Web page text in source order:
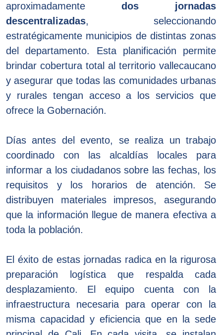
aproximadamente dos jornadas
descentralizadas, seleccionando
estratégicamente municipios de distintas zonas
del departamento. Esta planificación permite
brindar cobertura total al territorio vallecaucano
y asegurar que todas las comunidades urbanas
y rurales tengan acceso a los servicios que
ofrece la Gobernación.
Días antes del evento, se realiza un trabajo
coordinado con las alcaldías locales para
informar a los ciudadanos sobre las fechas, los
requisitos y los horarios de atención. Se
distribuyen materiales impresos, asegurando
que la información llegue de manera efectiva a
toda la población.
El éxito de estas jornadas radica en la rigurosa
preparación logística que respalda cada
desplazamiento. El equipo cuenta con la
infraestructura necesaria para operar con la
misma capacidad y eficiencia que en la sede